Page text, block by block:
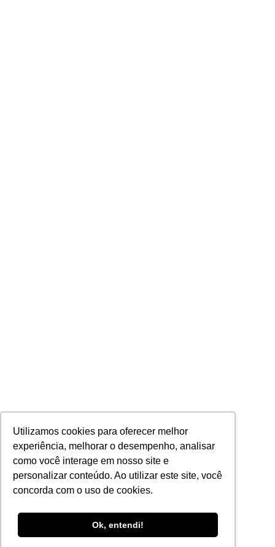
Utilizamos cookies para oferecer melhor
experiência, melhorar o desempenho, analisar
como você interage em nosso site e
personalizar conteúdo. Ao utilizar este site, você
concorda com o uso de cookies.
Ok, entendi!